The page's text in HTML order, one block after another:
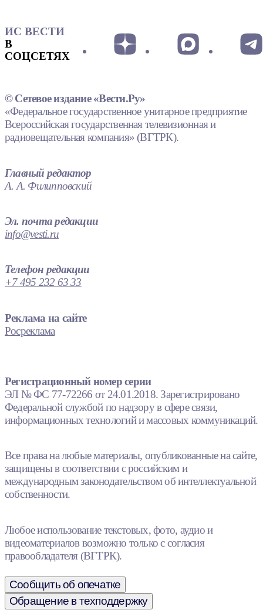
ИС ВЕСТИ
В
СОЦСЕТЯХ
© Сетевое издание «Вести.Ру»
«Федеральное государственное унитарное предприятие
Всероссийская государственная телевизионная и
радиовещательная компания» (ВГТРК).
Главный редактор
А. А. Филипповский
Эл. почта редакции
info@vesti.ru
Телефон редакции
+7 495 232 63 33
Реклама на сайте
Росреклама
Регистрационный номер серии
ЭЛ № ФС 77-72266 от 24.01.2018. Зарегистрировано
Федеральной службой по надзору в сфере связи,
информационных технологий и массовых коммуникаций.
Все права на любые материалы, опубликованные на сайте,
защищены в соответствии с российским и
международным законодательством об интеллектуальной
собственности.
Любое использование текстовых, фото, аудио и
видеоматериалов возможно только с согласия
правообладателя (ВГТРК).
Сообщить об опечатке
Обращение в техподдержку